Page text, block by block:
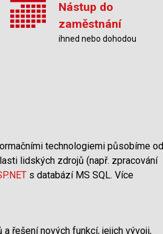
Nástup do
zaměstnání
ihned nebo dohodou
technologiemi působíme od
lidských zdrojů (např. zpracování
s databází MS SQL. Více
řešení nových funkcí, jejich vývoji,